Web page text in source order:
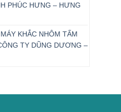
PHÚC HƯNG – HƯNG
KHẮC NHÔM TẤM
TY DŨNG DƯƠNG –